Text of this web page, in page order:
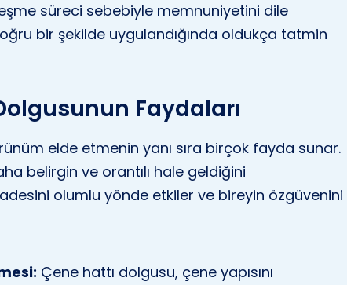
süreci sebebiyle memnuniyetini dile
bir şekilde uygulandığında oldukça tatmin
Faydaları
elde etmenin yanı sıra birçok fayda sunar.
belirgin ve orantılı hale geldiğini
olumlu yönde etkiler ve bireyin özgüvenini
Çene hattı dolgusu, çene yapısını